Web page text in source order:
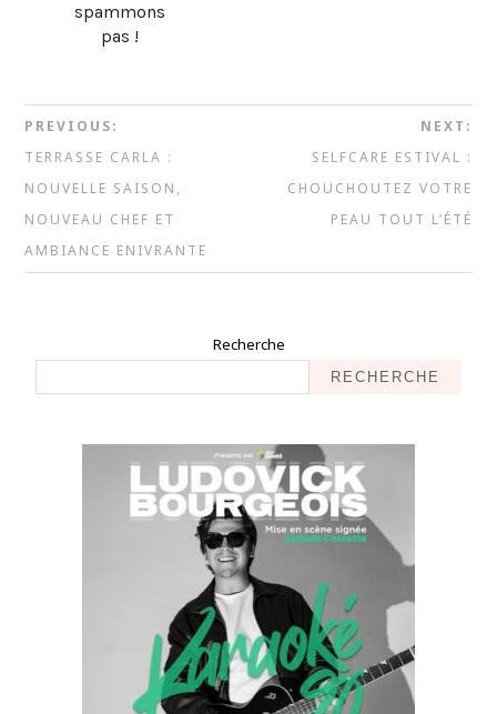
spammons
pas !
PREVIOUS:
TERRASSE CARLA :
NOUVELLE SAISON,
NOUVEAU CHEF ET
AMBIANCE ENIVRANTE
NEXT:
SELFCARE ESTIVAL :
CHOUCHOUTEZ VOTRE
PEAU TOUT L’ÉTÉ
Recherche
RECHERCHE